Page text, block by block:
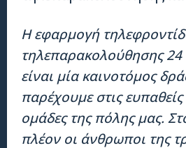
Η εφαρμογή
τηλεπαρακολούθησης
είναι μία καινοτόμος
παρέχουμε στις ευπαθείς
ομάδες της πόλης μας.
πλέον οι άνθρωποι της